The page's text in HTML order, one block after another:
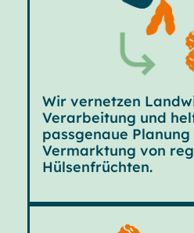
Wir vernetzen
Verarbeitung und
passgenaue
Vermarktung von
Hülsenfrüchten.